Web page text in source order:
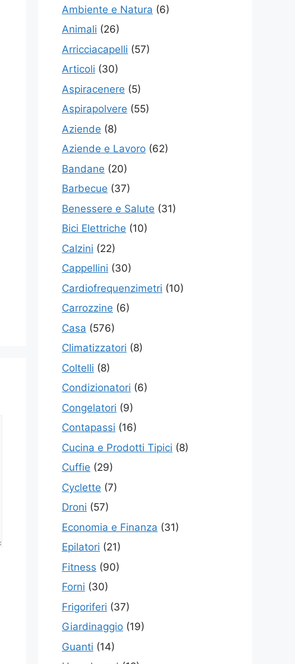
Ambiente e Natura (6)
Animali (26)
Arricciacapelli (57)
Articoli (30)
Aspiracenere (5)
Aspirapolvere (55)
Aziende (8)
Aziende e Lavoro (62)
Bandane (20)
Barbecue (37)
Benessere e Salute (31)
Bici Elettriche (10)
Calzini (22)
Cappellini (30)
Cardiofrequenzimetri (10)
Carrozzine (6)
Casa (576)
Climatizzatori (8)
Coltelli (8)
Condizionatori (6)
Congelatori (9)
Contapassi (16)
Cucina e Prodotti Tipici (8)
Cuffie (29)
Cyclette (7)
Droni (57)
Economia e Finanza (31)
Epilatori (21)
Fitness (90)
Forni (30)
Frigoriferi (37)
Giardinaggio (19)
Guanti (14)